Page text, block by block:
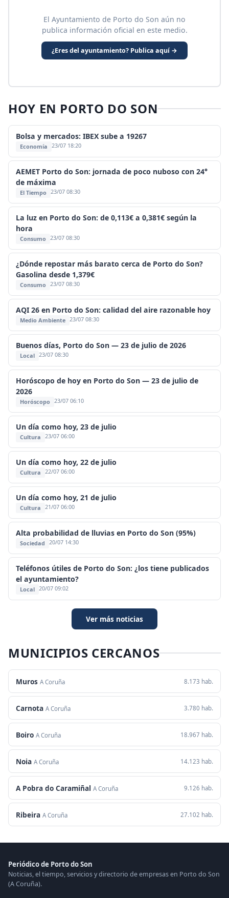
El Ayuntamiento de Porto do Son aún no
publica información oficial en este medio.
¿Eres del ayuntamiento? Publica aquí →
HOY EN PORTO DO SON
Bolsa y mercados: IBEX sube a 19267
Economía 23/07 18:20
AEMET Porto do Son: jornada de poco nuboso con 24°
de máxima
El Tiempo 23/07 08:30
La luz en Porto do Son: de 0,113€ a 0,381€ según la
hora
Consumo 23/07 08:30
¿Dónde repostar más barato cerca de Porto do Son?
Gasolina desde 1,379€
Consumo 23/07 08:30
AQI 26 en Porto do Son: calidad del aire razonable hoy
Medio Ambiente 23/07 08:30
Buenos días, Porto do Son — 23 de julio de 2026
Local 23/07 08:30
Horóscopo de hoy en Porto do Son — 23 de julio de
2026
Horóscopo 23/07 06:10
Un día como hoy, 23 de julio
Cultura 23/07 06:00
Un día como hoy, 22 de julio
Cultura 22/07 06:00
Un día como hoy, 21 de julio
Cultura 21/07 06:00
Alta probabilidad de lluvias en Porto do Son (95%)
Sociedad 20/07 14:30
Teléfonos útiles de Porto do Son: ¿los tiene publicados
el ayuntamiento?
Local 20/07 09:02
Ver más noticias
MUNICIPIOS CERCANOS
Muros A Coruña 8.173 hab.
Carnota A Coruña 3.780 hab.
Boiro A Coruña 18.967 hab.
Noia A Coruña 14.123 hab.
A Pobra do Caramiñal A Coruña 9.126 hab.
Ribeira A Coruña 27.102 hab.
Periódico de Porto do Son
Noticias, el tiempo, servicios y directorio de empresas en Porto do Son
(A Coruña).